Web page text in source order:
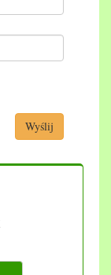
Wyślij